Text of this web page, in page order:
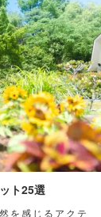
ト25選
を感じるアクテ